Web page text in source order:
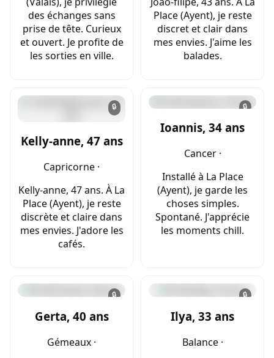
des échanges sans
prise de tête. Curieux
et ouvert. Je profite de
les sorties en ville.
Place (Ayent), je reste
discret et clair dans
mes envies. J'aime les
balades.
🔒
Kelly-anne, 47 ans
Capricorne ·
Kelly-anne, 47 ans. À La
Place (Ayent), je reste
discrète et claire dans
mes envies. J'adore les
cafés.
🔒
Ioannis, 34 ans
Cancer ·
Installé à La Place
(Ayent), je garde les
choses simples.
Spontané. J'apprécie
les moments chill.
🔒
Gerta, 40 ans
Gémeaux ·
🔒
Ilya, 33 ans
Balance ·